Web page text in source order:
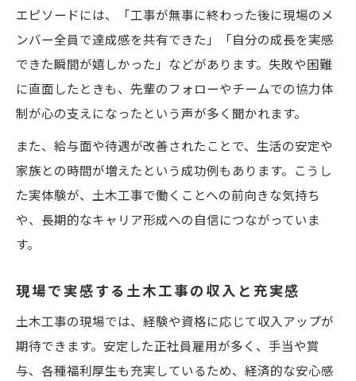
エピソードには、「工事が無事に終わった後に現場のメ
ンバー全員で達成感を共有できた」「自分の成長を実感
できた瞬間が嬉しかった」などがあります。失敗や困難
に直面したときも、先輩のフォローやチームでの協力体
制が心の支えになったという声が多く聞かれます。
また、給与面や待遇が改善されたことで、生活の安定や
家族との時間が増えたという成功例もあります。こうし
た実体験が、土木工事で働くことへの前向きな気持ち
や、長期的なキャリア形成への自信につながっていま
す。
現場で実感する土木工事の収入と充実感
土木工事の現場では、経験や資格に応じて収入アップが
期待できます。安定した正社員雇用が多く、手当や賞
与、各種福利厚生も充実しているため、経済的な安心感